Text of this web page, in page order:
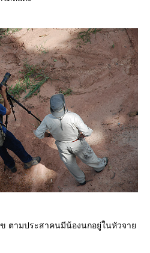
ข ตามประสาคนมีน้องนกอยู่ในหัวจา